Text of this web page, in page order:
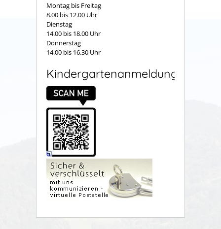
Montag bis Freitag
8.00 bis 12.00 Uhr
Dienstag
14.00 bis 18.00 Uhr
Donnerstag
14.00 bis 16.30 Uhr
Kindergartenanmeldung